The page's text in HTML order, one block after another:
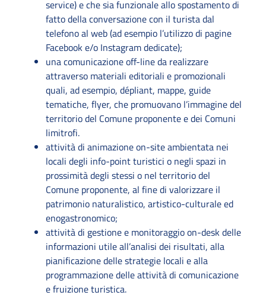
service) e che sia funzionale allo spostamento di
fatto della conversazione con il turista dal
telefono al web (ad esempio l’utilizzo di pagine
Facebook e/o Instagram dedicate);
una comunicazione off-line da realizzare
attraverso materiali editoriali e promozionali
quali, ad esempio, dépliant, mappe, guide
tematiche, flyer, che promuovano l’immagine del
territorio del Comune proponente e dei Comuni
limitrofi.
attività di animazione on-site ambientata nei
locali degli info-point turistici o negli spazi in
prossimità degli stessi o nel territorio del
Comune proponente, al fine di valorizzare il
patrimonio naturalistico, artistico-culturale ed
enogastronomico;
attività di gestione e monitoraggio on-desk delle
informazioni utile all’analisi dei risultati, alla
pianificazione delle strategie locali e alla
programmazione delle attività di comunicazione
e fruizione turistica.